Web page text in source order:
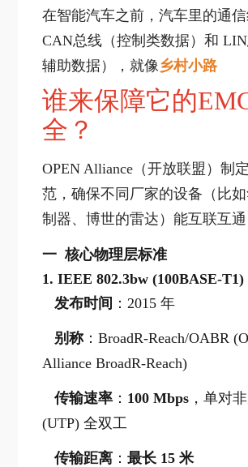
在智能汽车之前，汽车里的通
CAN总线（控制类数据）和
辅助数据），就像 乡村小路
谁来保障它的
全？
OPEN Alliance（开放联盟）制
范，确保不同厂家的设备（比
制器、博世的雷达）能互联互通
一 核心物理层标准
1.IEEE 802.3bw (100BASE-T1)
发布时间 ：2015 年
别称：BroadR-Reach/OABR
Alliance BroadR-Reach)
传输速率 ： 100 Mbps ，单对
(UTP) 全双工
传输距离 ：最长 15 米